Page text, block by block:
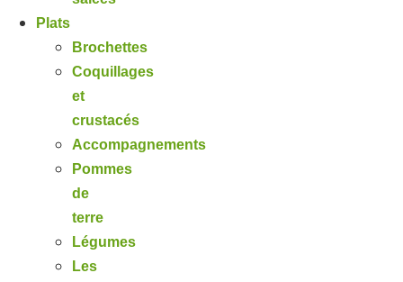
Plats
Brochettes
Coquillages
et
crustacés
Accompagnements
Pommes
de
terre
Légumes
Les